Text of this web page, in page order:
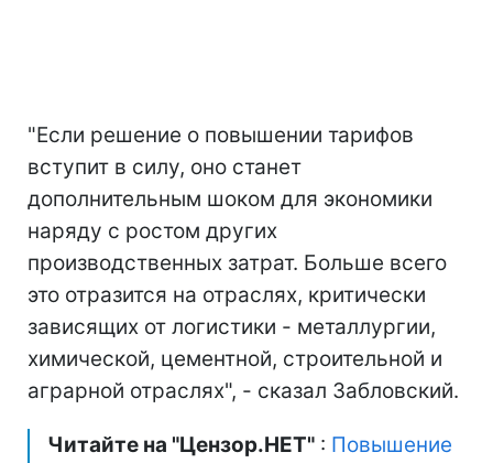
"Если решение о повышении тарифов
вступит в силу, оно станет
дополнительным шоком для экономики
наряду с ростом других
производственных затрат. Больше всего
это отразится на отраслях, критически
зависящих от логистики - металлургии,
химической, цементной, строительной и
аграрной отраслях", - сказал Забловский.
Читайте на "Цензор.НЕТ" : Повышение